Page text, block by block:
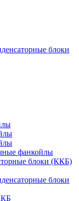
блоки
фанкойлы
блоки (ККБ)
блоки